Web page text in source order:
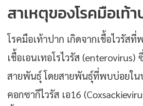
สาเหตุของโรคมือเท้า
โรคมือเท้าปาก เกิดจากเชื้อไวรัสที่
เชื้อเอนเทอโรไวรัส (enterovirus)
สายพันธุ์ โดยสายพันธุ์ที่พบบ่อยใน
คอกซากีไวรัส เอ16